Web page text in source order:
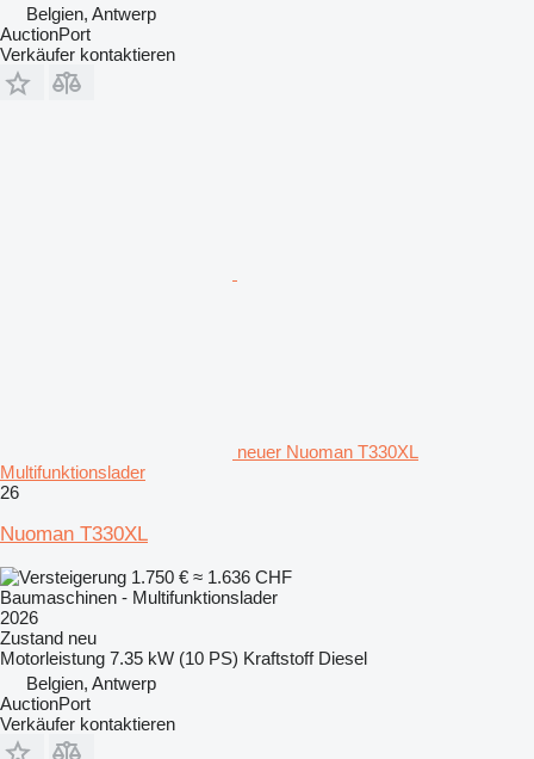
Belgien, Antwerp
AuctionPort
Verkäufer kontaktieren
neuer Nuoman T330XL
Multifunktionslader
26
Nuoman T330XL
1.750 € ≈ 1.636 CHF
Baumaschinen - Multifunktionslader
2026
Zustand neu
Motorleistung 7.35 kW (10 PS) Kraftstoff Diesel
Belgien, Antwerp
AuctionPort
Verkäufer kontaktieren